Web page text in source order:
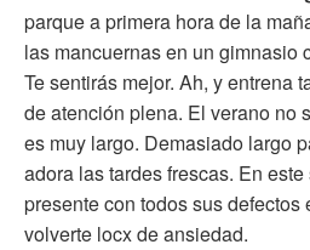
parque a primera hora de la
las mancuernas en un gimnasio
Te sentirás mejor. Ah, y entrena
de atención plena. El verano no
es muy largo. Demasiado largo
adora las tardes frescas. En
presente con todos sus defectos
volverte locx de ansiedad.